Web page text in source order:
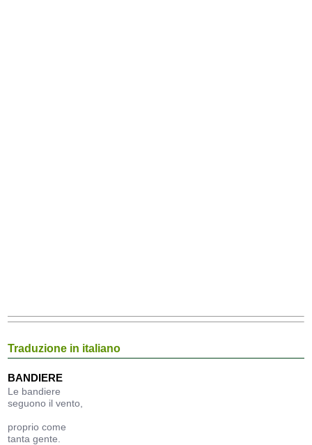
Traduzione in italiano
BANDIERE
Le bandiere
seguono il vento,
proprio come
tanta gente.